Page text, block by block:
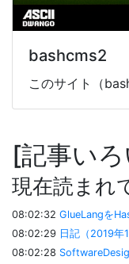
bashcms2
このサイト（
記事いろ
現在読まれ
08:02:32 GlueLangを
08:02:29 日記（2019年
08:02:28